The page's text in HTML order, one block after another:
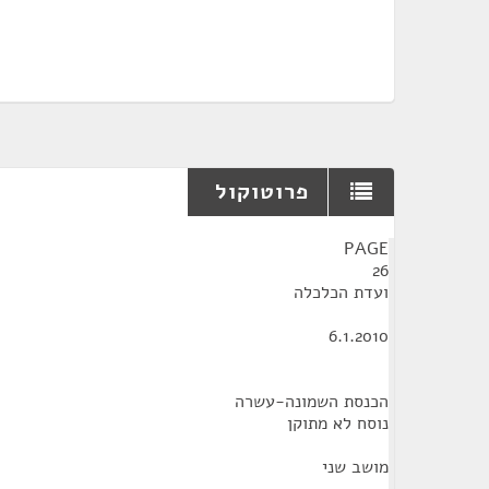
פרוטוקול
PAGE
26
ועדת הכלכלה
6.1.2010
הכנסת השמונה-עשרה
נוסח לא מתוקן
מושב שני